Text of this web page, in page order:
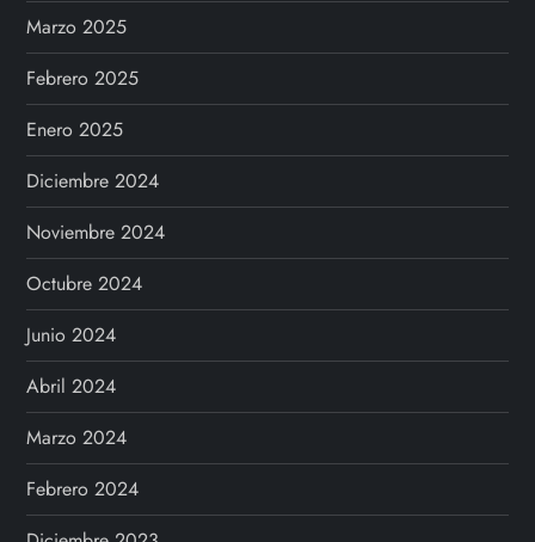
e
n
t
r
a
d
a
s
Marzo 2025
Febrero 2025
Enero 2025
Diciembre 2024
Noviembre 2024
Octubre 2024
Junio 2024
Abril 2024
Marzo 2024
Febrero 2024